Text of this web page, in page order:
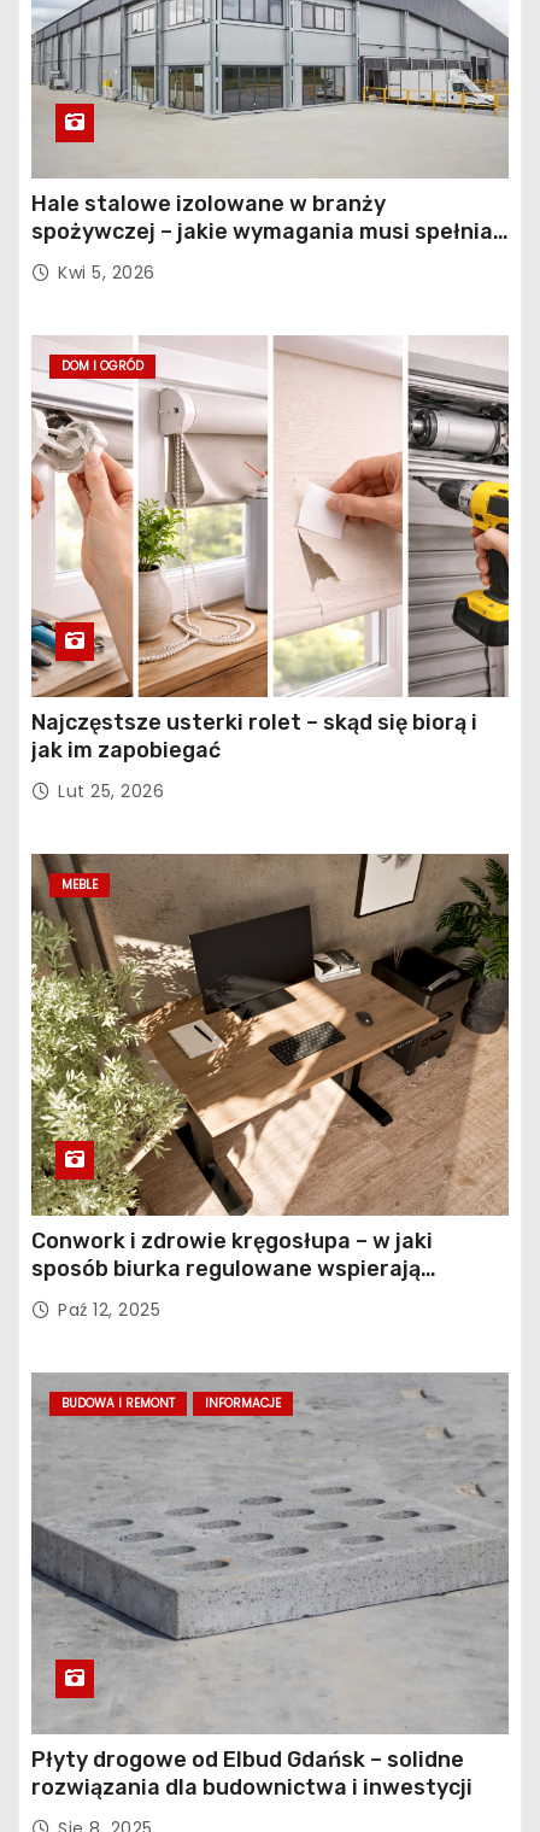
Hale stalowe izolowane w branży
spożywczej – jakie wymagania musi spełniać
konstrukcja obiektu?
Kwi 5, 2026
DOM I OGRÓD
Najczęstsze usterki rolet – skąd się biorą i
jak im zapobiegać
Lut 25, 2026
MEBLE
Conwork i zdrowie kręgosłupa – w jaki
sposób biurka regulowane wspierają
profilaktykę bólu pleców
Paź 12, 2025
BUDOWA I REMONT INFORMACJE
Płyty drogowe od Elbud Gdańsk – solidne
rozwiązania dla budownictwa i inwestycji